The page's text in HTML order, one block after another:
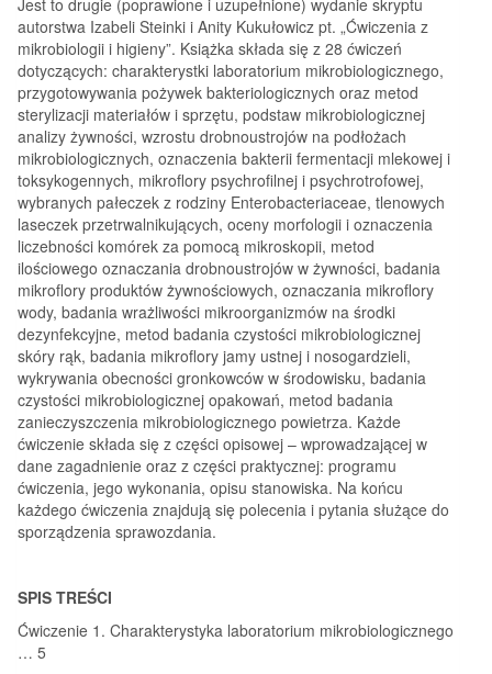
autorstwa Izabeli Steinki i Anity Kukułowicz pt. „Ćwiczenia z
mikrobiologii i higieny”. Książka składa się z 28 ćwiczeń
dotyczących: charakterystki laboratorium mikrobiologicz­nego,
przygotowywania pożywek bakteriologicznych oraz metod
sterylizacji materiałów i sprzętu, podstaw mikrobiologicznej
analizy żywności, wzrostu drobnoustrojów na podłożach
mikrobiologicznych, oznaczenia bakterii fermentacji mlekowej i
toksyko­gennych, mikroflory psychrofilnej i psychrotrofowej,
wybranych pałeczek z rodziny Enterobacteriaceae, tlenowych
laseczek przetrwalnikujących, oceny morfologii i oznaczenia
liczebności komórek za pomocą mikroskopii, metod
ilościowego oznaczania drobnoustrojów w żywności, badania
mikroflory produktów żywnościowych, oznaczania mikroflory
wody, badania wrażliwości mikroorganizmów na środki
dezynfekcyjne, metod badania czystości mikrobiologicznej
skóry rąk, badania mikroflory jamy ustnej i nosogardzieli,
wykrywania obecności gronkowców w środowisku, badania
czystości mikrobiologicznej opakowań, metod badania
zanieczyszczenia mikrobiologicznego powietrza. Każde
ćwiczenie składa się z części opisowej – wprowadzającej w
dane zagadnienie oraz z części praktycznej: programu
ćwiczenia, jego wykonania, opisu stanowiska. Na końcu
każdego ćwiczenia znajdują się polecenia i pytania służące do
sporządzenia sprawozdania.
SPIS TREŚCI
Ćwiczenie 1. Charakterystyka laboratorium mikrobiologicznego
… 5